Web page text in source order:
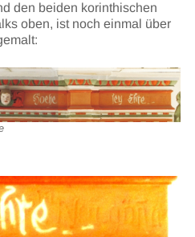
den beiden korinthischen
oben, ist noch einmal über